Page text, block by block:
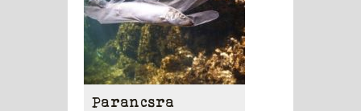
Parancsra